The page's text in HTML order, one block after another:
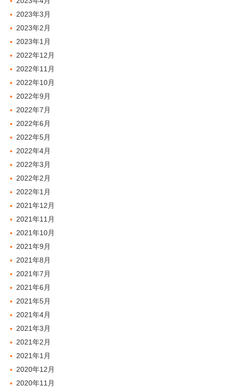
2023年3月
2023年2月
2023年1月
2022年12月
2022年11月
2022年10月
2022年9月
2022年7月
2022年6月
2022年5月
2022年4月
2022年3月
2022年2月
2022年1月
2021年12月
2021年11月
2021年10月
2021年9月
2021年8月
2021年7月
2021年6月
2021年5月
2021年4月
2021年3月
2021年2月
2021年1月
2020年12月
2020年11月